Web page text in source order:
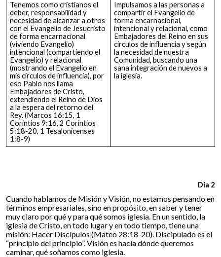
Tenemos como cristianos el
deber, responsabilidad y
necesidad de alcanzar a otros
con el Evangelio de Jesucristo
de forma encarnacional
(viviendo Evangelio)
intencional (compartiendo el
Evangelio) y relacional
(mostrando el Evangelio en
mis círculos de influencia), por
eso Pablo nos llama
Embajadores de Cristo,
extendiendo el Reino de Dios
a la espera del retorno del
Rey. (Marcos 16:15, 1
Corintios 9:16, 2 Corintios
5:18-20, 1 Tesalonicenses
1:8-9)
Impulsamos a las personas a
compartir el Evangelio de
forma encarnacional,
intencional y relacional, como
Embajadores del Reino en sus
círculos de influencia y según
la necesidad de nuestra
Comunidad, buscando una
sana integración de nuevos a
la iglesia.
Día 2
Cuando hablamos de Misión y Visión, no estamos pensando en
términos empresariales, sino en propósito, en saber y tener
muy claro por qué y para qué somos iglesia. En un sentido, la
iglesia de Cristo, en todo lugar y en todo tiempo, tiene una
misión: Hacer Discípulos (Mateo 28:18-20). Discipulado es el
“principio del principio”. Visión es hacia dónde queremos
caminar, qué soñamos como iglesia.